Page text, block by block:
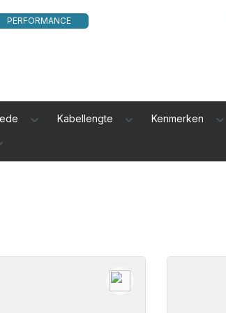
PERFORMANCE
Kabellengte Kenmerken